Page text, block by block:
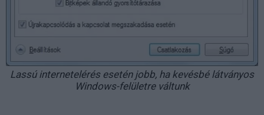
Lassú internetelérés esetén jobb, ha kevésbé látványos
Windows-felületre váltunk